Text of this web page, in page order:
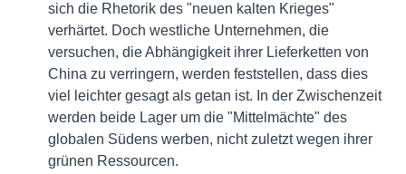
sich die Rhetorik des "neuen kalten Krieges"
verhärtet. Doch westliche Unternehmen, die
versuchen, die Abhängigkeit ihrer Lieferketten von
China zu verringern, werden feststellen, dass dies
viel leichter gesagt als getan ist. In der Zwischenzeit
werden beide Lager um die "Mittelmächte" des
globalen Südens werben, nicht zuletzt wegen ihrer
grünen Ressourcen.